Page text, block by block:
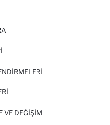
VE DEĞIŞIM